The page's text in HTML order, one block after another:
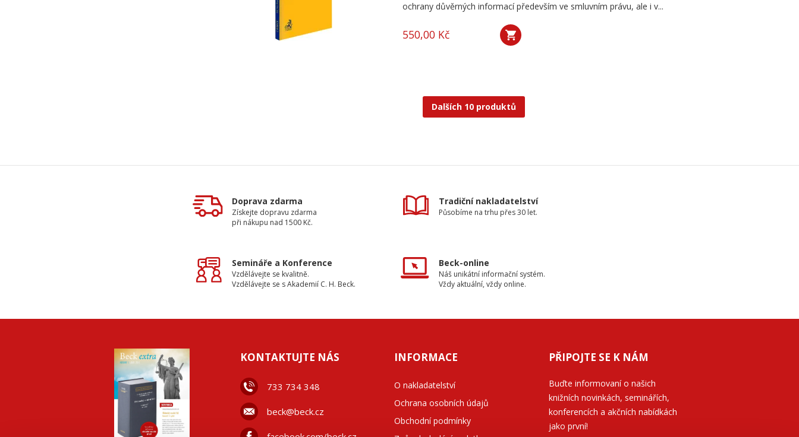
ochrany důvěrných informací především ve smluvním právu, ale i v...
550,00 Kč
Dalších 10 produktů
Doprava zdarma
Získejte dopravu zdarma
při nákupu nad 1500 Kč.
Tradiční nakladatelství
Působíme na trhu přes 30 let.
Semináře a Konference
Vzdělávejte se kvalitně.
Vzdělávejte se s Akademií C. H. Beck.
Beck-online
Náš unikátní informační systém.
Vždy aktuální, vždy online.
KONTAKTUJTE NÁS
733 734 348
beck@beck.cz
INFORMACE
O nakladatelství
Ochrana osobních údajů
Obchodní podmínky
PŘIPOJTE SE K NÁM
Buďte informovaní o našich
knižních novinkách, seminářích,
konferencích a akčních nabídkách
jako první!